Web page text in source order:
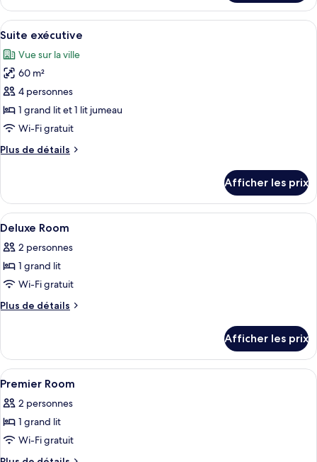
Suite
Premier
Afficher
toutes
les
photos
pour
ce
type
chambre :
Une chambre d’hôtel moderne
5
Suite exécutive
Vue sur la ville
60 m²
4 personnes
1 grand lit et 1 lit jumeau
Wi-Fi gratuit
Plus de détails
Plus
Suite
exécutive
Afficher les prix
Afficher
toutes
les
photos
pour
ce
chambre :
Deluxe
Room
Une chambre d’hôtel avec un
3
Deluxe Room
2 personnes
1 grand lit
Wi-Fi gratuit
Plus de détails
Plus
Deluxe
Room
Afficher les prix
Afficher
toutes
les
photos
pour
ce
Une chambre d’hôtel moderne
2
Premier Room
2 personnes
1 grand lit
Wi-Fi gratuit